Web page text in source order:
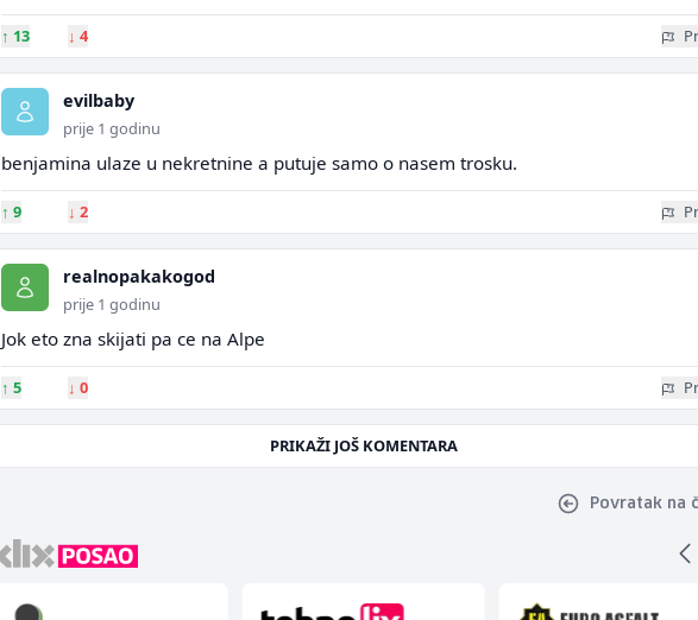
↑ 13 ↓ 4
evilbaby
prije 1 godinu
benjamina ulaze u nekretnine a putuje samo o nasem trosku.
↑ 9 ↓ 2
realnopakakogod
prije 1 godinu
Jok eto zna skijati pa ce na Alpe
↑ 5 ↓ 0
PRIKAŽI JOŠ KOMENTARA
Povratak na